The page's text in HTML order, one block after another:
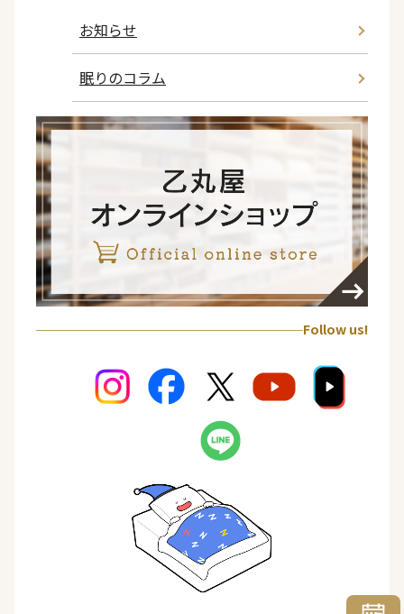
お知らせ
眠りのコラム
Follow us!